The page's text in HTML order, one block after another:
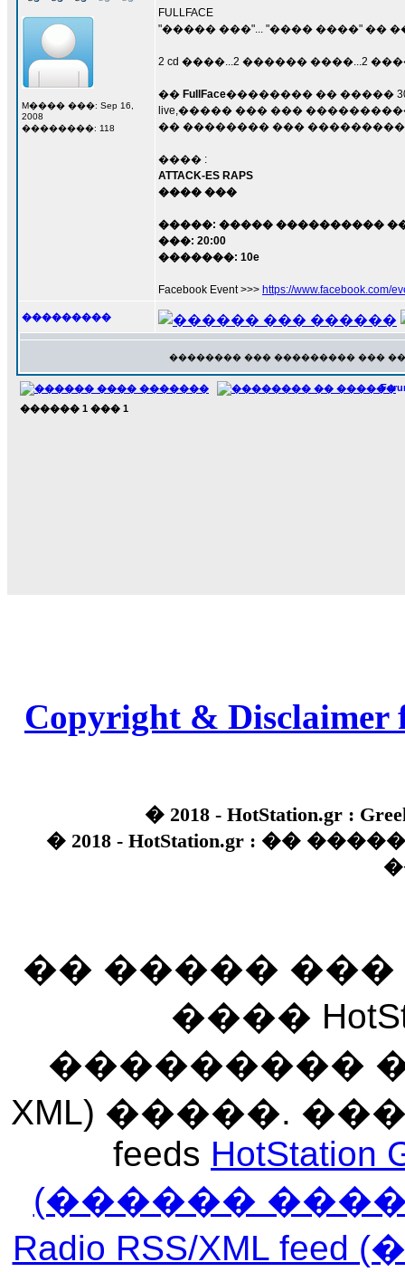
M���� ���: Sep 16,
2008
��������: 118
FULLFACE
"����� ���"... "���� ����" ��
2 cd ����...2 ������ ����...2
�� FullFace�������� �� �����
live,����� ��� ���
�� �������� ���
���� :
ATTACK-ES RAPS
���� ���
�����: ����� ����������
���: 20:00
�������: 10e
Facebook Event >>> https://www.facebook.com/
���������
�������� ��� ��������� ���
������ 1 ��� 1
Copyright & Disclaimer
� 2018 - HotStation.gr :
� 2018 - HotStation.gr : ��
�� �����
����
��������� ���
XML) �����.
feeds HotStation
(������
Radio RSS/XML